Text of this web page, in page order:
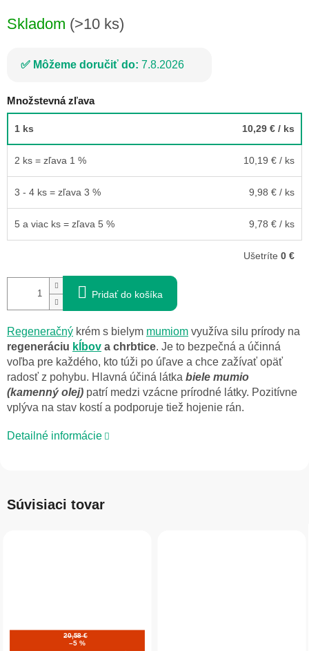
Skladom (>10 ks)
Môžeme doručiť do: 7.8.2026
Množstevná zľava
1 ks 10,29 € / ks
2 ks = zľava 1 % 10,19 € / ks
3 - 4 ks = zľava 3 % 9,98 € / ks
5 a viac ks = zľava 5 % 9,78 € / ks
Ušetríte 0 €
Pridať do košíka
Regeneračný krém s bielym mumiom využíva silu prírody na
regeneráciu kĺbov a chrbtice. Je to bezpečná a účinná
voľba pre každého, kto túži po úľave a chce zažívať opäť
radosť z pohybu. Hlavná účiná látka biele mumio
(kamenný olej) patrí medzi vzácne prírodné látky. Pozitívne
vplýva na stav kostí a podporuje tiež hojenie rán.
Detailné informácie
Súvisiaci tovar
20,58 €
–5 %